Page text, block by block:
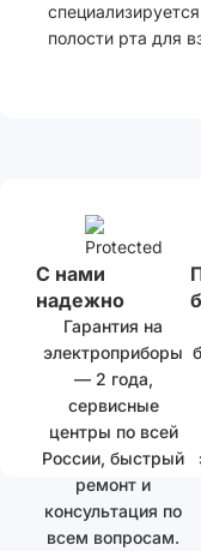
полости рта для
С нами
надежно
Гарантия на
электроприборы
— 2 года,
сервисные
центры по всей
России, быстрый
ремонт и
консультация по
всем вопросам.